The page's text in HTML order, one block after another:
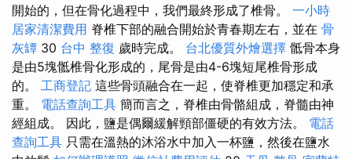
開始的，但在骨化過程中，我們最終形成了椎骨。 一小時
居家清潔費用 脊椎下部的融合開始於青春期左右，並在 骨
灰罈 30 台中 整復 歲時完成。 台北優質外燴選擇 骶骨本身
是由5塊骶椎骨化形成的，尾骨是由4-6塊短尾椎骨形成
的。 工商登記 這些骨頭融合在一起，使脊椎更加穩定和承
重。 電話查詢工具 簡而言之，脊椎由骨骼組成，脊髓由神
經組成。 因此，鹽是偶爾緩解頸部僵硬的有效方法。 電話
查詢工具 只需在溫熱的沐浴水中加入一杯鹽，然後在鹽水